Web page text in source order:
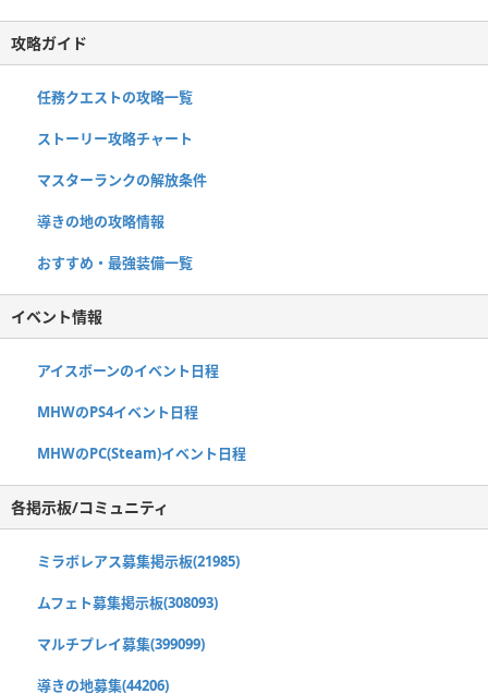
攻略ガイド
任務クエストの攻略一覧
ストーリー攻略チャート
マスターランクの解放条件
導きの地の攻略情報
おすすめ・最強装備一覧
イベント情報
アイスボーンのイベント日程
MHWのPS4イベント日程
MHWのPC(Steam)イベント日程
各掲示板/コミュニティ
ミラボレアス募集掲示板(21985)
ムフェト募集掲示板(308093)
マルチプレイ募集(399099)
導きの地募集(44206)